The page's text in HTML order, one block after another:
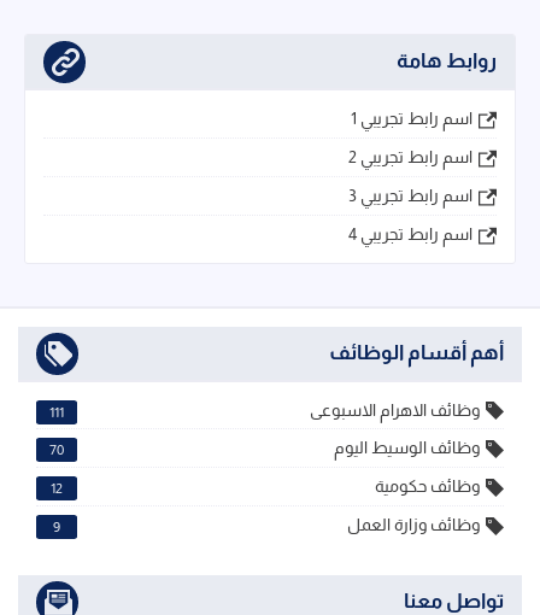
روابط هامة
اسم رابط تجريبي 1
اسم رابط تجريبي 2
اسم رابط تجريبي 3
اسم رابط تجريبي 4
أهم أقسام الوظائف
وظائف الاهرام الاسبوعى 111
وظائف الوسيط اليوم 70
وظائف حكومية 12
وظائف وزارة العمل 9
تواصل معنا